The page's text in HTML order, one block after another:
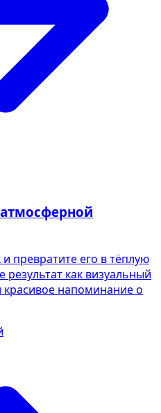
превратите его в тёплую
результат как визуальный
красивое напоминание о